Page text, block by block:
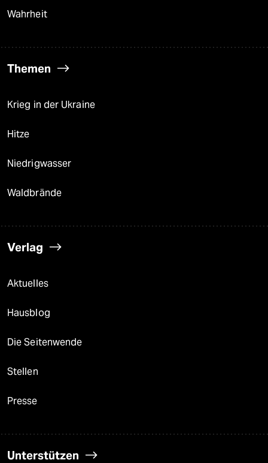
Wahrheit
Themen
Krieg in der Ukraine
Hitze
Niedrigwasser
Waldbrände
Verlag
Aktuelles
Hausblog
Die Seitenwende
Stellen
Presse
Unterstützen